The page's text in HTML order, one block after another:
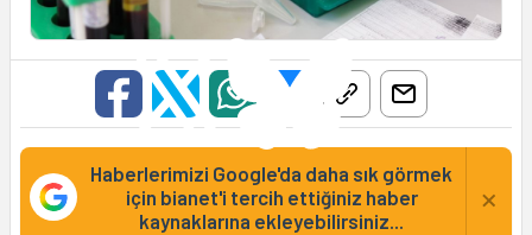
Haberlerimizi Google'da daha sık görmek
için bianet'i tercih ettiğiniz haber
kaynaklarına ekleyebilirsiniz...
×